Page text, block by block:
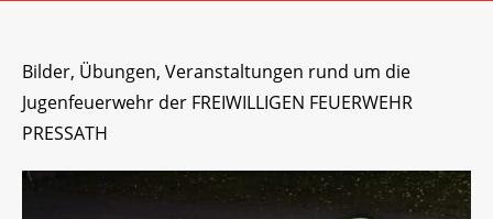
Bilder, Übungen, Veranstaltungen rund um die
Jugenfeuerwehr der FREIWILLIGEN FEUERWEHR
PRESSATH